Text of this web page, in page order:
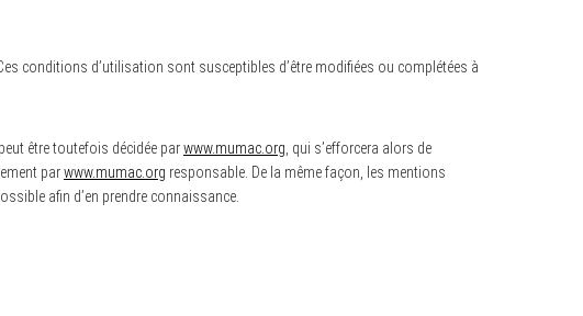
conditions d’utilisation sont susceptibles d’être modifiées ou complétées à
être toutefois décidée parwww.mumac.org , qui s’efforcera alors de
parwww.mumac.org responsable. De la même façon, les mentions
afin d’en prendre connaissance.